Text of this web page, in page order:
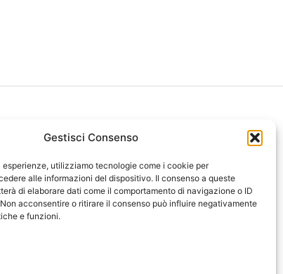
Gestisci Consenso
esperienze, utilizziamo tecnologie come i cookie per
alle informazioni del dispositivo. Il consenso a queste
di elaborare dati come il comportamento di navigazione o ID
acconsentire o ritirare il consenso può influire negativamente
e funzioni.
NotiziePlus.com
Verificato